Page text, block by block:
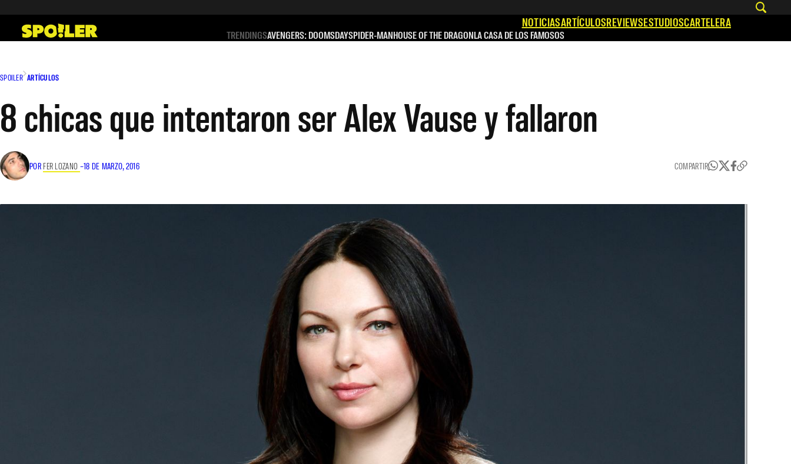
contenido
NOTICIASARTÍCULOSREVIEWSESTUDIOSCARTELERA
TRENDINGSAVENGERS: DOOMSDAYSPIDER-MANHOUSE OF THE DRAGONLA CASA DE LOS FAMOSOS
SPOILER ARTÍCULOS
8 chicas que intentaron ser Alex Vause y fallaron
POR FER LOZANO –18 DE MARZO, 2016 COMPARTIR